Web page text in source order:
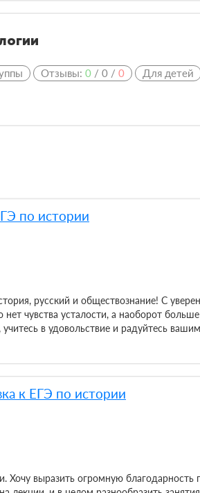
Отзывы: 0 / 0 / 0 Для детей
по истории
русский и обществознание! С
нет чувства усталости, а наоборот
в удовольствие и радуйтесь
к ЕГЭ по истории
выразить огромную